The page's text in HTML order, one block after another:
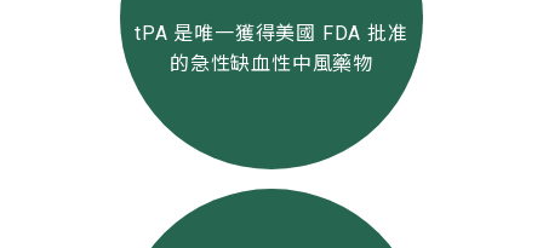
tPA 是唯一獲得美國 FDA 批准
的急性缺血性中風藥物